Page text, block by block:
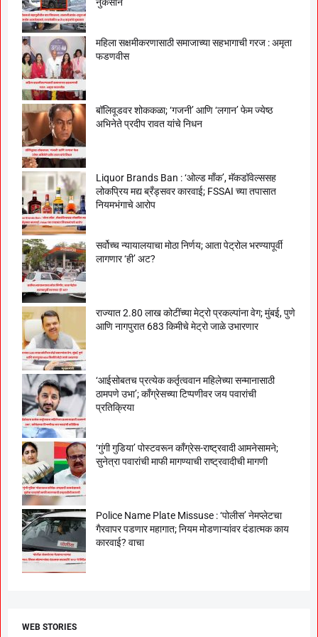
महिला सक्षमीकरणासाठी समाजाच्या सहभागाची गरज : अमृता
फडणवीस
बॉलिवूडवर शोककळा; ‘गजनी’ आणि ‘लगान’ फेम ज्येष्ठ
अभिनेते प्रदीप रावत यांचे निधन
Liquor Brands Ban : ‘ओल्ड मॉंक’, मॅकडॉवेल्ससह
लोकप्रिय मद्य ब्रँड्सवर कारवाई; FSSAI च्या तपासात
नियमभंगाचे आरोप
सर्वोच्च न्यायालयाचा मोठा निर्णय; आता पेट्रोल भरण्यापूर्वी
लागणार ‘ही’ अट?
राज्यात 2.80 लाख कोटींच्या मेट्रो प्रकल्पांना वेग; मुंबई, पुणे
आणि नागपुरात 683 किमीचे मेट्रो जाळे उभारणार
‘आईसोबतच प्रत्येक कर्तृत्ववान महिलेच्या सन्मानासाठी
ठामपणे उभा’; काँग्रेसच्या टिप्पणीवर जय पवारांची
प्रतिक्रिया
‘गुंगी गुडिया’ पोस्टवरून काँग्रेस-राष्ट्रवादी आमनेसामने;
सुनेत्रा पवारांची माफी मागण्याची राष्ट्रवादीची मागणी
Police Name Plate Missuse : ‘पोलीस’ नेमप्लेटचा
गैरवापर पडणार महागात; नियम मोडणाऱ्यांवर दंडात्मक काय
कारवाई? वाचा
WEB STORIES